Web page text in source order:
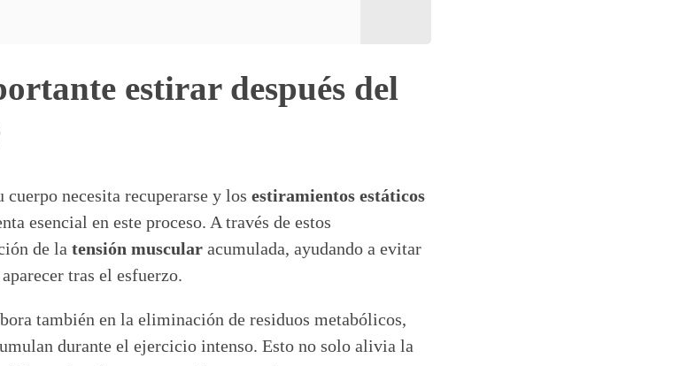
estirar después del
necesita recuperarse y los estiramientos estáticos
esencial en este proceso. A través de estos
de la tensión muscularacumulada, ayudando a evitar
tras el esfuerzo.
también en la eliminación de residuos metabólicos,
durante el ejercicio intenso. Esto no solo alivia la